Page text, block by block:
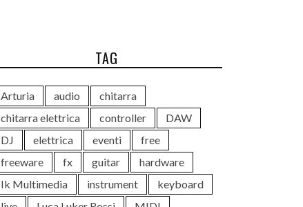
TAG
Arturia audio
chitarra
chitarra elettrica
controller
DAW
DJ
elettrica eventi
free
freeware
fx guitar
hardware
Ik Multimedia
instrument
keyboard